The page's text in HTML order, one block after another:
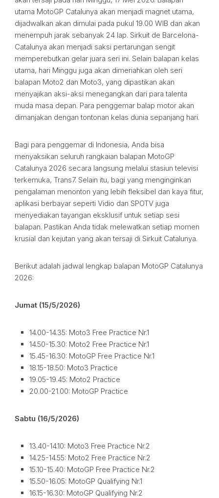
utama MotoGP Catalunya akan menjadi magnet utama,
dijadwalkan akan dimulai pada pukul 19.00 WIB dan akan
menempuh jarak sebanyak 24 lap. Sirkuit de Barcelona-
Catalunya akan menjadi saksi pertarungan sengit
memperebutkan gelar juara seri ini. Selain balapan kelas
utama, hari Minggu juga akan dimeriahkan oleh seri
balapan Moto2 dan Moto3, yang dipastikan akan
menyajikan aksi-aksi menegangkan dari para talenta
muda masa depan. Para penggemar balap motor akan
dimanjakan dengan tontonan kelas dunia sepanjang hari.
Bagi para penggemar di Indonesia, Anda bisa
menyaksikan seluruh rangkaian balapan MotoGP
Catalunya 2026 secara langsung melalui stasiun televisi
terkemuka, Trans7. Selain itu, bagi yang menginginkan
pengalaman menonton yang lebih fleksibel dan kaya fitur,
aplikasi berbayar seperti Vidio dan SPOTV juga
menyediakan tayangan eksklusif untuk setiap sesi
balapan. Pastikan Anda tidak melewatkan setiap momen
krusial dan kejutan yang akan tersaji di Sirkuit Catalunya.
Berikut adalah jadwal lengkap balapan MotoGP Catalunya
2026:
Jumat (15/5/2026)
14.00-14.35: Moto3 Free Practice Nr.1
14.50-15.30: Moto2 Free Practice Nr.1
15.45-16.30: MotoGP Free Practice Nr.1
18.15-18.50: Moto3 Practice
19.05-19.45: Moto2 Practice
20.00-21.00: MotoGP Practice
Sabtu (16/5/2026)
13.40-14.10: Moto3 Free Practice Nr.2
14.25-14.55: Moto2 Free Practice Nr.2
15.10-15.40: MotoGP Free Practice Nr.2
15.50-16.05: MotoGP Qualifying Nr.1
16.15-16.30: MotoGP Qualifying Nr.2